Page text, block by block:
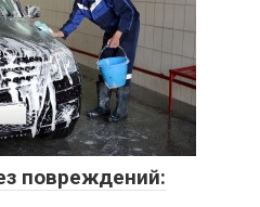
повреждений: